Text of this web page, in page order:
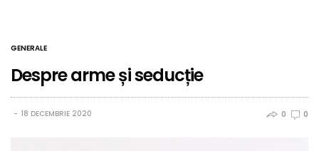
GENERALE
Despre arme și seducție
18 DECEMBRIE 2020 0 0